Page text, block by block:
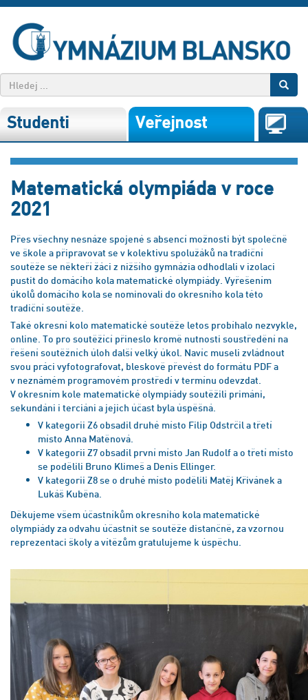
Studenti Veřejnost
Matematická olympiáda v roce
2021
Přes všechny nesnáze spojené s absencí možnosti být společně
ve škole a připravovat se v kolektivu spolužáků na tradiční
soutěže se někteří žáci z nižšího gymnázia odhodlali v izolaci
pustit do domácího kola matematické olympiády. Vyřešením
úkolů domácího kola se nominovali do okresního kola této
tradiční soutěže.
Také okresní kolo matematické soutěže letos probíhalo nezvykle,
online. To pro soutěžící přineslo kromě nutnosti soustředění na
řešení soutěžních úloh další velký úkol. Navíc museli zvládnout
svou práci vyfotografovat, bleskově převést do formátu PDF a
v neznámém programovém prostředí v termínu odevzdat.
V okresním kole matematické olympiády soutěžili primáni,
sekundáni i terciáni a jejich účast byla úspěšná.
V kategorii Z6 obsadil druhé místo Filip Odstrčil a třetí
místo Anna Matěnová.
V kategorii Z7 obsadil první místo Jan Rudolf a o třetí místo
se podělili Bruno Klimeš a Denis Ellinger.
V kategorii Z8 se o druhé místo podělili Matěj Křivánek a
Lukáš Kuběna.
Děkujeme všem účastníkům okresního kola matematické
olympiády za odvahu účastnit se soutěže distančně, za vzornou
reprezentaci školy a vítězům gratulujeme k úspěchu.